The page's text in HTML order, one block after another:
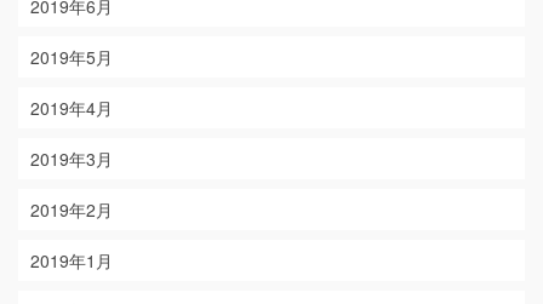
2019年6月
2019年5月
2019年4月
2019年3月
2019年2月
2019年1月